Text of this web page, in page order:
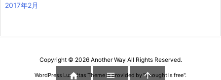
2017年2月
Copyright © 2026 Another Way All Rights Reserved.
WordPress Luxeritas Theme is provided by "Thought is free".
  